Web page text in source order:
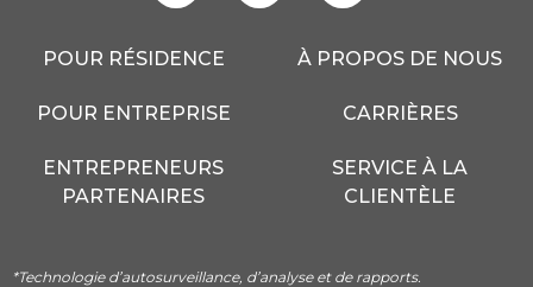
POUR RÉSIDENCE
POUR ENTREPRISE
ENTREPRENEURS
PARTENAIRES
À PROPOS DE NOUS
CARRIÈRES
SERVICE À LA
CLIENTÈLE
*Technologie d’autosurveillance, d’analyse et de rapports.